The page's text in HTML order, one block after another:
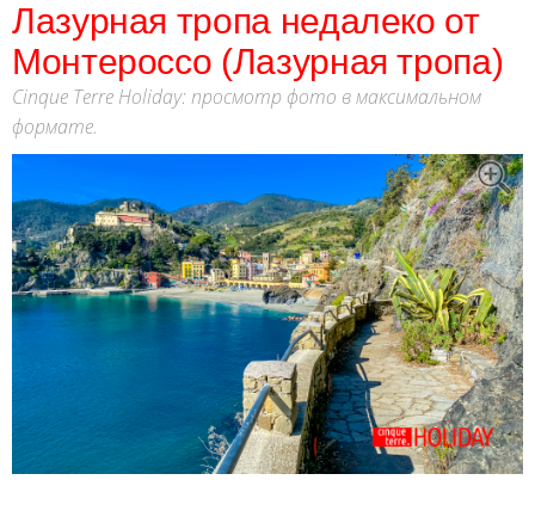
Лазурная тропа недалеко от
Монтероссо (Лазурная тропа)
Cinque Terre Holiday: просмотр фото в максимальном
формате.